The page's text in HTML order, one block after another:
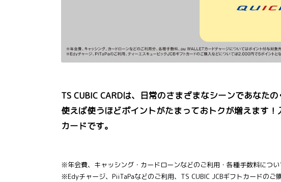
TS CUBIC CARDは、日常のさまざまなシーンであなた
使えば使うほどポイントがたまっておトクが増えます
カードです。
※年会費、キャッシング・カードローンなどのご利用・各種手数料につい
※Edyチャージ、PiiTaPaなどのご利用、TS CUBIC JCBギフトカードのご